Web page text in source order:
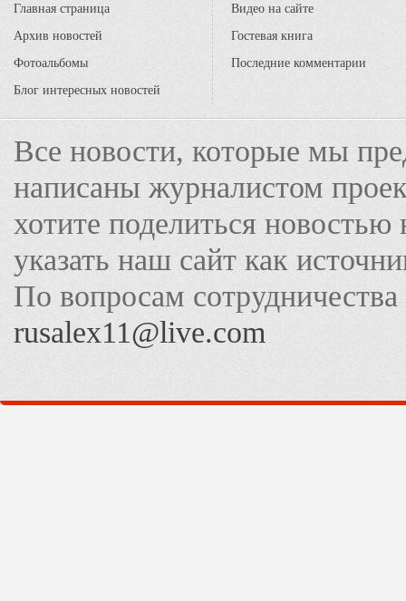
Главная страница
Архив новостей
Фотоальбомы
Блог интересных новостей
Видео на сайте
Гостевая книга
Последние комментарии
Все новости, которые мы
написаны журналистом
хотите поделиться
указать наш сайт как
По вопросам
rusalex11@live.com